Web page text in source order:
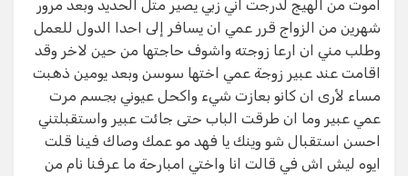
r
n
g
er
A
p
p
a
m
اموت من الهيج لدرجت اني زبي يصير متل الحديد وبعد مرور
شهرين من الزواج قرر عمي ان يسافر إلى احدا الدول للعمل
وطلب مني ان ارعا زوجته واشوف حاجتها من حين لاخر وقد
اقامت عند عبير زوجة عمي اختها سوسن وبعد يومين ذهبت
مساء لأرى ان كانو بعازت شيء واكحل عيوني بجسم مرت
عمي عبير وما ان طرقت الباب حتى جائت عبير واستقبلتني
احسن استقبال شو وينك يا فهد مو عمك وصاك فينا قلت
ايوه ليش اش في قالت انا واختي امبارحة ما عرفنا نام من